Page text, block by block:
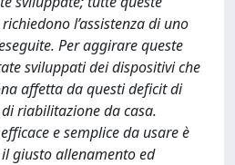
l’assistenza di uno
Per aggirare queste
sviluppati dei dispositivi che
affetta da questi deficit di
riabilitazione da casa.
e semplice da usare è
giusto allenamento ed